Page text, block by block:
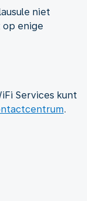
niet
enige
Services kunt
.